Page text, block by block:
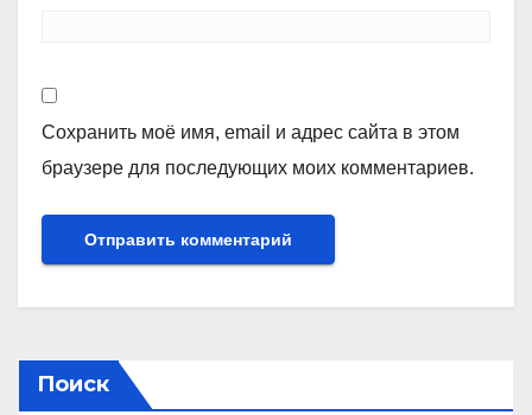
Сохранить моё имя, email и адрес сайта в этом
браузере для последующих моих комментариев.
Поиск